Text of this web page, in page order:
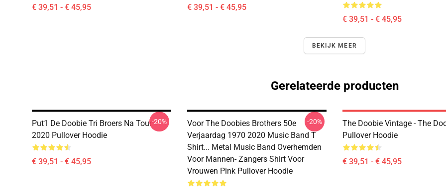
€ 39,51 - € 45,95 € 39,51 - € 45,95
€ 39,51 - € 45,95
BEKIJK MEER
Gerelateerde producten
Put1 De Doobie Tri Broers Na Tour
2020 Pullover Hoodie
€ 39,51 - € 45,95
-20%
Voor The Doobies Brothers 50e
Verjaardag 1970 2020 Music Band T
Shirt... Metal Music Band Overhemden
Voor Mannen- Zangers Shirt Voor
Vrouwen Pink Pullover Hoodie
-20%
The Doobie Vintage - The
Pullover Hoodie
€ 39,51 - € 45,95